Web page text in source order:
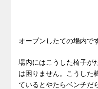
オープンしたての場内で
場内にはこうした椅子が
は困りません。こうした
ているとやたらベンチだ